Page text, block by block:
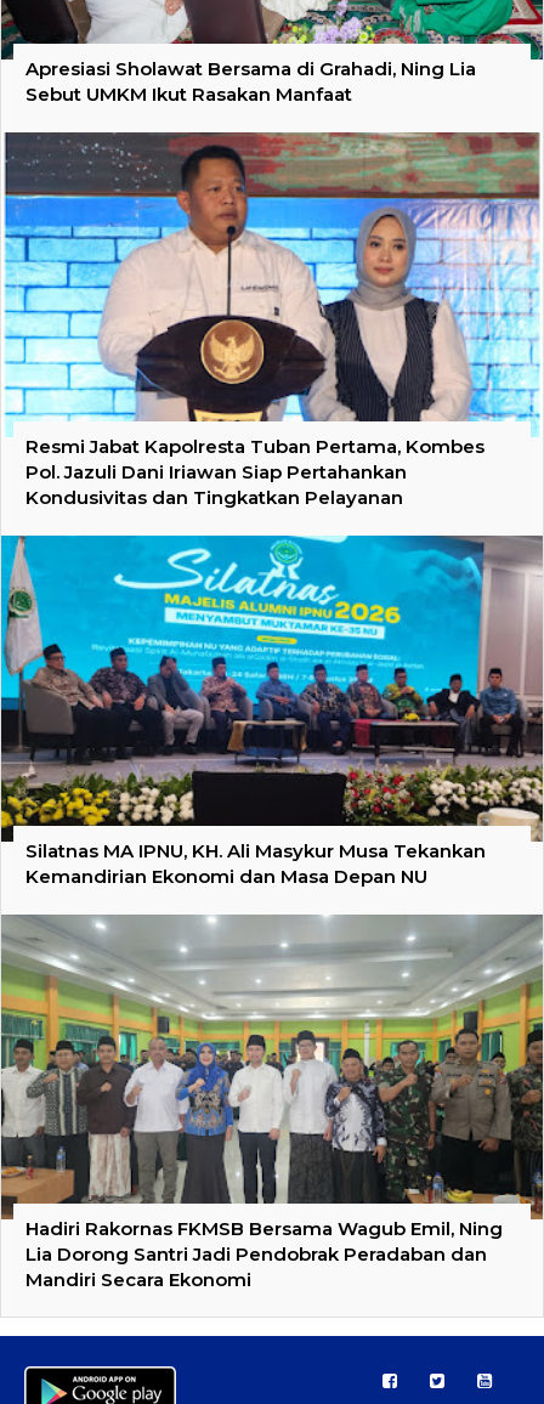
Apresiasi Sholawat Bersama di Grahadi, Ning Lia
Sebut UMKM Ikut Rasakan Manfaat
Resmi Jabat Kapolresta Tuban Pertama, Kombes
Pol. Jazuli Dani Iriawan Siap Pertahankan
Kondusivitas dan Tingkatkan Pelayanan
Silatnas MA IPNU, KH. Ali Masykur Musa Tekankan
Kemandirian Ekonomi dan Masa Depan NU
Hadiri Rakornas FKMSB Bersama Wagub Emil, Ning
Lia Dorong Santri Jadi Pendobrak Peradaban dan
Mandiri Secara Ekonomi